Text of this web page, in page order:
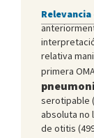
relativa
primera
serotipable
absoluta no
de otitis